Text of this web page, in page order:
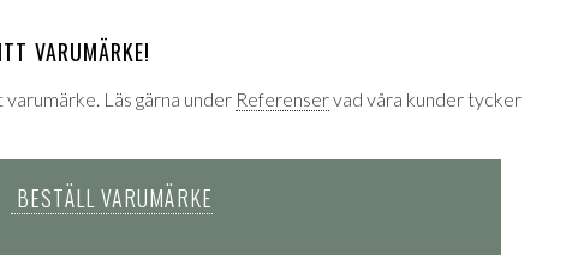
VARUMÄRKE!
Läs gärna under Referenservad våra kunder tycker
BESTÄLL VARUMÄRKE